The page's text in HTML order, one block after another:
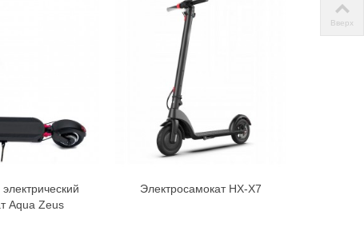
В корзину
Aqua Zeus
В корзину
Электросамокат HX-X7
Вверх